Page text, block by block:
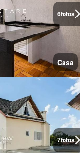
6fotos
Casa
7fotos